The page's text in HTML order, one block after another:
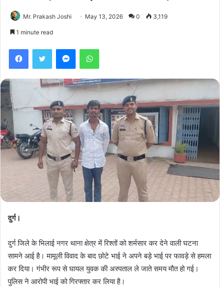
Mr. Prakash Joshi May 13, 2026 0 3,119
1 minute read
FacebookTwitter MessengerWhatsApp
दुर्ग।
दुर्ग जिले के भिलाई नगर थाना क्षेत्र में रिश्तों को शर्मसार कर देने वाली घटना
सामने आई है। मामूली विवाद के बाद छोटे भाई ने अपने बड़े भाई पर फावड़े से हमला
कर दिया। गंभीर रूप से घायल युवक की अस्पताल ले जाते समय मौत हो गई।
पुलिस ने आरोपी भाई को गिरफ्तार कर लिया है।